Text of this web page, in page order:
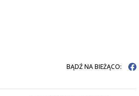
BĄDŹ NA BIEŻĄCO: